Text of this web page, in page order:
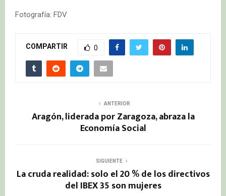
Fotografía: FDV
COMPARTIR 0
ANTERIOR
Aragón, liderada por Zaragoza, abraza la
Economía Social
SIGUIENTE
La cruda realidad: solo el 20 % de los directivos
del IBEX 35 son mujeres